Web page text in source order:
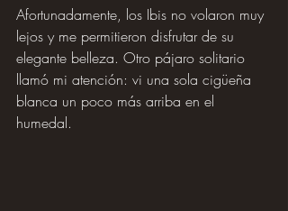
Afortunadamente, los Ibis no volaron muy
lejos y me permitieron disfrutar de su
elegante belleza. Otro pájaro solitario
llamó mi atención: vi una sola cigüeña
blanca un poco más arriba en el
humedal.